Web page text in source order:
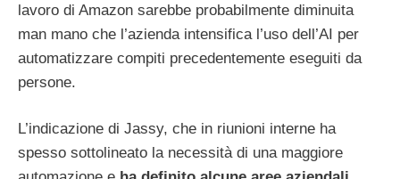
lavoro di Amazon sarebbe probabilmente diminuita
man mano che l’azienda intensifica l’uso dell’AI per
automatizzare compiti precedentemente eseguiti da
persone.
L’indicazione di Jassy, che in riunioni interne ha
spesso sottolineato la necessità di una maggiore